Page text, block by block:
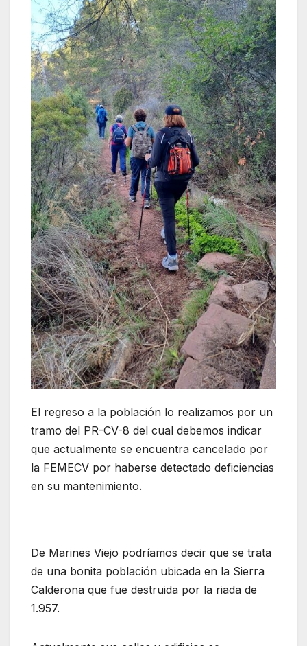
El regreso a la población lo realizamos por un
tramo del PR-CV-8 del cual debemos indicar
que actualmente se encuentra cancelado por
la FEMECV por haberse detectado deficiencias
en su mantenimiento.
De Marines Viejo podríamos decir que se trata
de una bonita población ubicada en la Sierra
Calderona que fue destruida por la riada de
1.957.